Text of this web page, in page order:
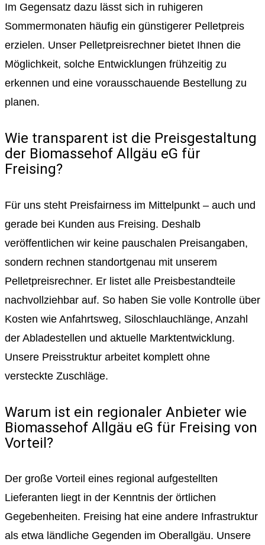
Im Gegensatz dazu lässt sich in ruhigeren
Sommermonaten häufig ein günstigerer Pelletpreis
erzielen. Unser Pelletpreisrechner bietet Ihnen die
Möglichkeit, solche Entwicklungen frühzeitig zu
erkennen und eine vorausschauende Bestellung zu
planen.
Wie transparent ist die Preisgestaltung
der Biomassehof Allgäu eG für
Freising?
Für uns steht Preisfairness im Mittelpunkt – auch und
gerade bei Kunden aus Freising. Deshalb
veröffentlichen wir keine pauschalen Preisangaben,
sondern rechnen standortgenau mit unserem
Pelletpreisrechner. Er listet alle Preisbestandteile
nachvollziehbar auf. So haben Sie volle Kontrolle über
Kosten wie Anfahrtsweg, Siloschlauchlänge, Anzahl
der Abladestellen und aktuelle Marktentwicklung.
Unsere Preisstruktur arbeitet komplett ohne
versteckte Zuschläge.
Warum ist ein regionaler Anbieter wie
Biomassehof Allgäu eG für Freising von
Vorteil?
Der große Vorteil eines regional aufgestellten
Lieferanten liegt in der Kenntnis der örtlichen
Gegebenheiten. Freising hat eine andere Infrastruktur
als etwa ländliche Gegenden im Oberallgäu. Unsere